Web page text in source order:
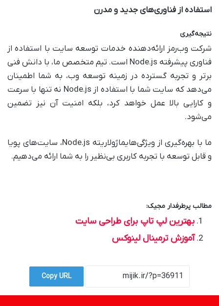
استفاده از فناوری‌های جدید و مدرن
نتیجه‌گیری
شرکت وب‌رمز ارائه‌دهنده خدمات توسعه سایت با استفاده از
فناوری پیشرفته Node.js است. تیم متخصص ما، با دانش فنی
برتر و تجربه گسترده در زمینه توسعه وب، به شما اطمینان
می‌دهد که سایت شما با استفاده از Node.js نه تنها با سرعت
و کارایی بالا عمل خواهد کرد، بلکه امنیت آن نیز تضمین
می‌شود.
ما با بهره‌گیری از ویژگی‌هایماژولاریته Node.js، سایت‌های پویا
و قابل توسعه با تجربه کاربری بی‌نظیر را به شما ارائه می‌دهیم.
مطالب پرطرفدار مجیک:
بهترین لپ تاپ برای طراحی سایت
آموزش ترمینال لینوکس
Copy URL